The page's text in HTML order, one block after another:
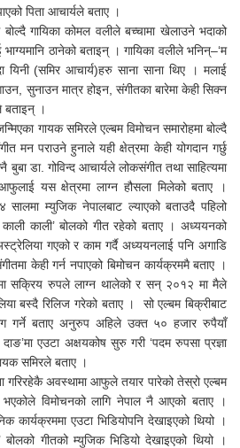
पिता आचार्यले बताए ।
बोल्दै गायिका कोमल वलीले बच्चामा खेलाउने भदाको
ठानेको बताइन् । गायिका वलीले भनिन्–‘म
यिनी (समिर आचार्य)हरु साना साना थिए । मलाई
सुनाउन मात्र होइन, संगीतका बारेमा केही सिक्न
बताइन् ।
गायक समिरले एल्बम विमोचन समारोहमा बोल्दै
मन पराउने हुनाले यही क्षेत्रमा केही योगदान गर्छु
डा. गोविन्द आचार्यले लोकसंगीत तथा साहित्यमा
आफुलाई यस क्षेत्रमा लाग्न हौसला मिलेको बताए ।
म्युजिक नेपालबाट ल्याएको बताउदै पहिलो
काली’ बोलको गीत रहेको बताए । अध्ययनको
गएको र काम गर्दै अध्ययनलाई पनि अगाडि
केही गर्न नपाएको बिमोचन कार्यक्रममै बताए ।
सक्रिय रुपले लाग्न थालेको र सन् २०१२ मा मैले
बस्दै रिलिज गरेको बताए । सो एल्बम बिक्रीबाट
गर्ने बताए अनुरुप अहिले उक्त ५० हजार रुपैयाँ
दाङ’मा एउटा अक्षयकोष सुरु गरी ‘पदम रुपसा प्रज्ञा
समिरले बताए ।
गरिरहेकै अवस्थामा आफुले तयार पारेको तेस्रो एल्बम
भएकोले विमोचनको लागि नेपाल नै आएको बताए ।
कार्यक्रममा एउटा भिडियोपनि देखाइएको थियो ।
बोलको गीतको म्युजिक भिडियो देखाइएको थियो ।